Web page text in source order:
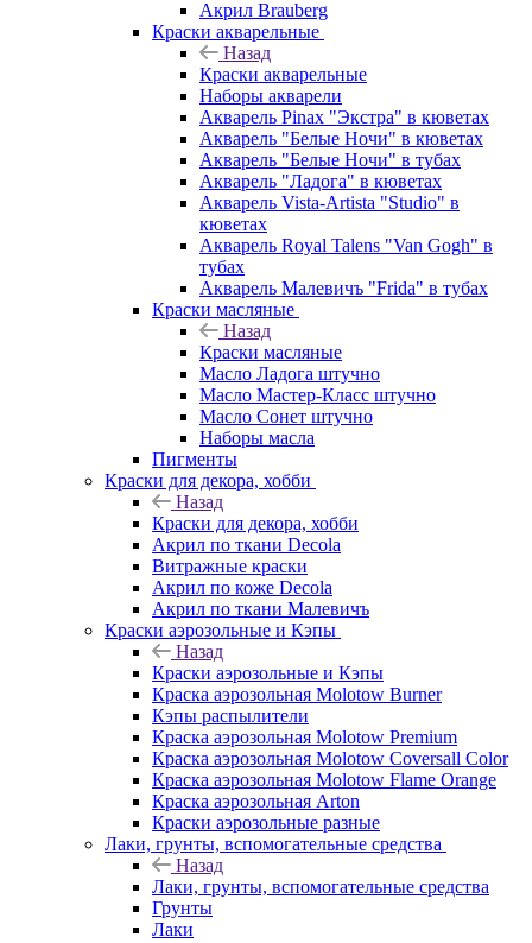
Акрил Brauberg
Краски акварельные
Назад
Краски акварельные
Наборы акварели
Акварель Pinax "Экстра" в кюветах
Акварель "Белые Ночи" в кюветах
Акварель "Белые Ночи" в тубах
Акварель "Ладога" в кюветах
Акварель Vista-Artista "Studio" в
кюветах
Акварель Royal Talens "Van Gogh" в
тубах
Акварель Малевичъ "Frida" в тубах
Краски масляные
Назад
Краски масляные
Масло Ладога штучно
Масло Мастер-Класс штучно
Масло Сонет штучно
Наборы масла
Пигменты
Краски для декора, хобби
Назад
Краски для декора, хобби
Акрил по ткани Decola
Витражные краски
Акрил по коже Decola
Акрил по ткани Малевичъ
Краски аэрозольные и Кэпы
Назад
Краски аэрозольные и Кэпы
Краска аэрозольная Molotow Burner
Кэпы распылители
Краска аэрозольная Molotow Premium
Краска аэрозольная Molotow Coversall Color
Краска аэрозольная Molotow Flame Orange
Краска аэрозольная Arton
Краски аэрозольные разные
Лаки, грунты, вспомогательные средства
Назад
Лаки, грунты, вспомогательные средства
Грунты
Лаки